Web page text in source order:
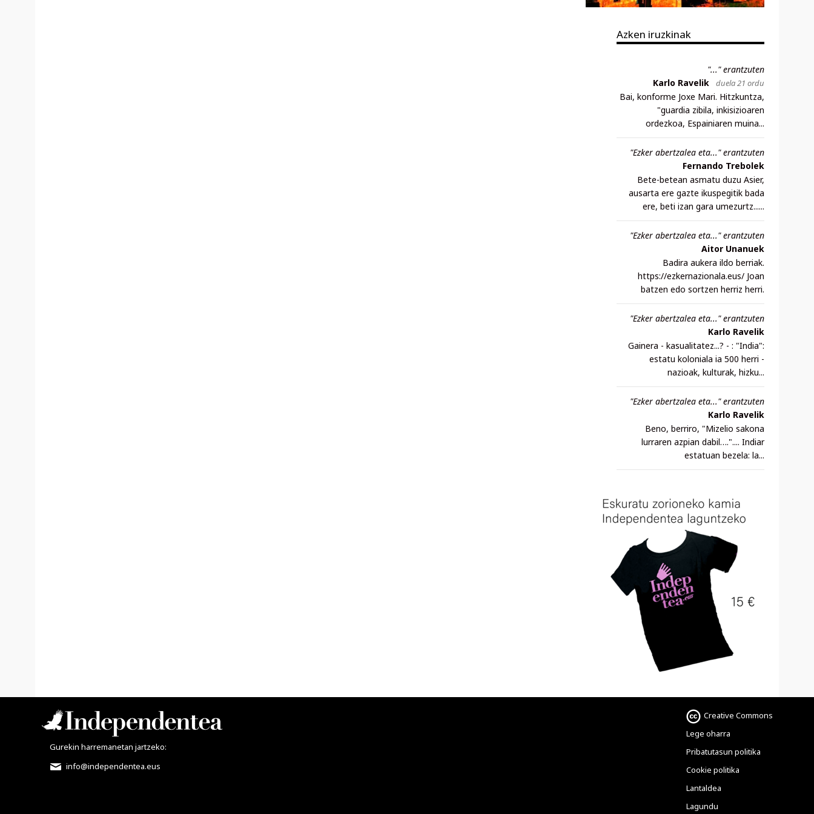
Azken iruzkinak
"..." erantzuten
Karlo Ravelik
duela 21 ordu
Bai, konforme Joxe Mari. Hitzkuntza,
"guardia zibila, inkisizioaren
ordezkoa, Espainiaren muina...
"Ezker abertzalea eta..." erantzuten
Fernando Trebolek
Bete-betean asmatu duzu Asier,
ausarta ere gazte ikuspegitik bada
ere, beti izan gara umezurtz......
"Ezker abertzalea eta..." erantzuten
Aitor Unanuek
Badira aukera ildo berriak.
https://ezkernazionala.eus/ Joan
batzen edo sortzen herriz herri.
"Ezker abertzalea eta..." erantzuten
Karlo Ravelik
Gainera - kasualitatez...? - : "India":
estatu koloniala ia 500 herri -
nazioak, kulturak, hizku...
"Ezker abertzalea eta..." erantzuten
Karlo Ravelik
Beno, berriro, "Mizelio sakona
lurraren azpian dabil….".... Indiar
estatuan bezela: la...
Creative Commons
Lege oharra
Pribatutasun politika
Cookie politika
Lantaldea
Lagundu
Gurekin harremanetan jartzeko:
info@independentea.eus